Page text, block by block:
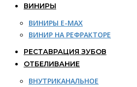
ВИНИРЫ
ВИНИРЫ E-MAX
ВИНИР НА РЕФРАКТОРЕ
РЕСТАВРАЦИЯ ЗУБОВ
ОТБЕЛИВАНИЕ
ВНУТРИКАНАЛЬНОЕ